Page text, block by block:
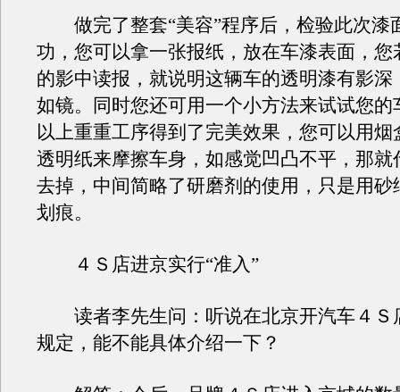
做完了整套“美容”程序后，检验此次漆
功，您可以拿一张报纸，放在车漆表面，您
的影中读报，就说明这辆车的透明漆有影深
如镜。同时您还可用一个小方法来试试您的
以上重重工序得到了完美效果，您可以用烟
透明纸来摩擦车身，如感觉凹凸不平，那就
去掉，中间简略了研磨剂的使用，只是用砂
划痕。
４Ｓ店进京实行“准入”
读者李先生问：听说在北京开汽车４Ｓ
规定，能不能具体介绍一下？